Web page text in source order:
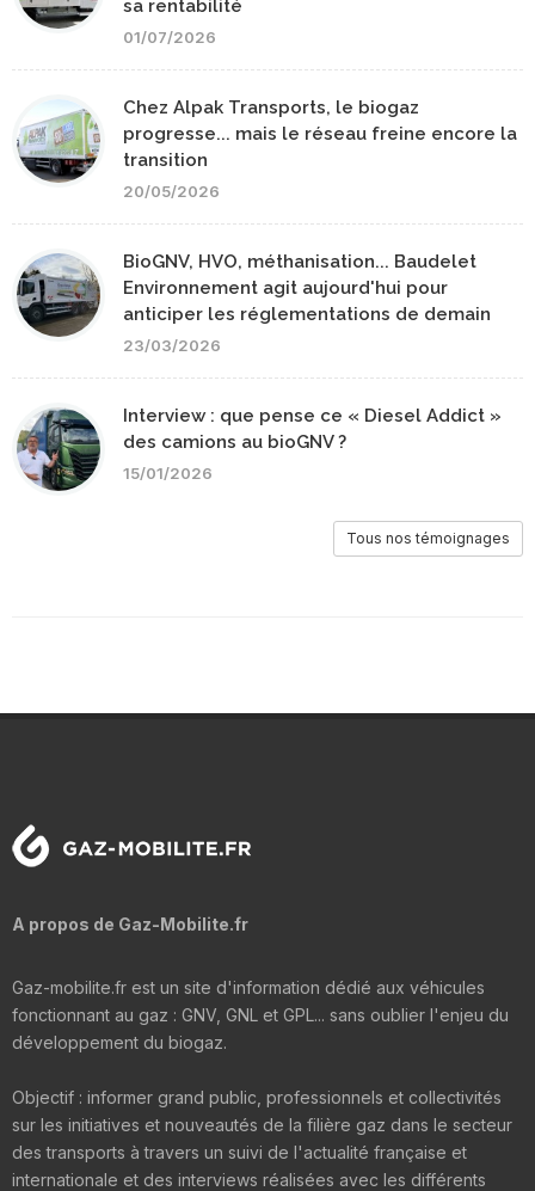
sa rentabilité
01/07/2026
Chez Alpak Transports, le biogaz
progresse... mais le réseau freine encore la
transition
20/05/2026
BioGNV, HVO, méthanisation... Baudelet
Environnement agit aujourd'hui pour
anticiper les réglementations de demain
23/03/2026
Interview : que pense ce « Diesel Addict »
des camions au bioGNV ?
15/01/2026
Tous nos témoignages
A propos de Gaz-Mobilite.fr
Gaz-mobilite.fr est un site d'information dédié aux véhicules
fonctionnant au gaz : GNV, GNL et GPL... sans oublier l'enjeu du
développement du biogaz.
Objectif : informer grand public, professionnels et collectivités
sur les initiatives et nouveautés de la filière gaz dans le secteur
des transports à travers un suivi de l'actualité française et
internationale et des interviews réalisées avec les différents